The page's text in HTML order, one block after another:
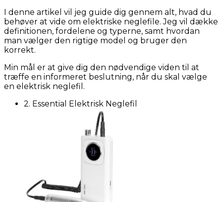
I denne artikel vil jeg guide dig gennem alt, hvad du
behøver at vide om elektriske neglefile. Jeg vil dække
definitionen, fordelene og typerne, samt hvordan
man vælger den rigtige model og bruger den
korrekt.
Min mål er at give dig den nødvendige viden til at
træffe en informeret beslutning, når du skal vælge
en elektrisk neglefil.
2. Essential Elektrisk Neglefil